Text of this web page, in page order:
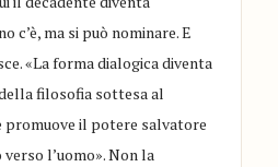
c’è, ma si può nominare. E
«La forma dialogica diventa
filosofia sottesa al
promuove il potere salvatore
l’uomo». Non la